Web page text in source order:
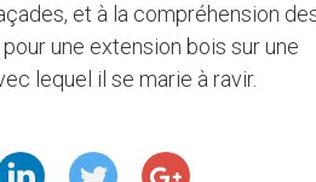
et à la compréhension
une extension bois sur une
lequel il se marie à ravir.